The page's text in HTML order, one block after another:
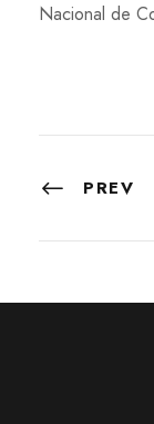
Nacional de
PREV